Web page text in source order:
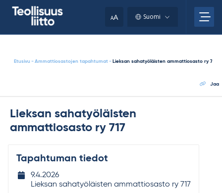
AA Suomi
Etusivu - Ammattiosastojen tapahtumat - Lieksan sahatyöläisten ammattiosasto ry 717
Jaa
Lieksan sahatyöläisten
ammattiosasto ry 717
Tapahtuman tiedot
Tapahtuman
ajankohta
9.4.2026
Lieksan sahatyöläisten ammattiosasto ry 717
clipboard.)